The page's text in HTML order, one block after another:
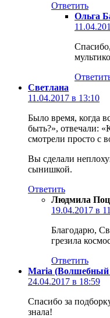
Ответить
Ольга
Светлана
11.04.2017 в 13:10
Было время, когда
быть?», отвечали:
смотрели просто с
Вы сделали
сынишкой.
Ответить
Людмила
19.04.2017 в
Благодарю,
грезила
Ответить
Maria (Волшебный
24.04.2017 в 18:59
Спасибо за
знала!